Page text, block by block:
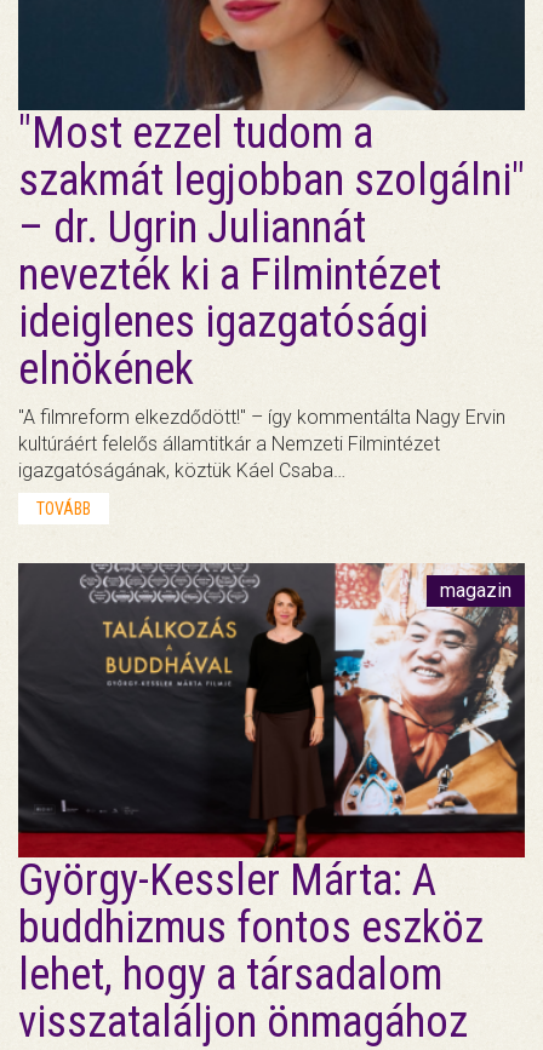
"Most ezzel tudom a
szakmát legjobban szolgálni"
– dr. Ugrin Juliannát
nevezték ki a Filmintézet
ideiglenes igazgatósági
elnökének
"A filmreform elkezdődött!" – így kommentálta Nagy Ervin
kultúráért felelős államtitkár a Nemzeti Filmintézet
igazgatóságának, köztük Káel Csaba…
TOVÁBB
magazin
György-Kessler Márta: A
buddhizmus fontos eszköz
lehet, hogy a társadalom
visszataláljon önmagához